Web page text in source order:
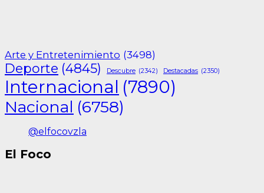
Arte y Entretenimiento (3498)
Deporte (4845) Descubre (2342) Destacadas (2350)
Internacional (7890)
Nacional (6758)
@elfocovzla
El Foco